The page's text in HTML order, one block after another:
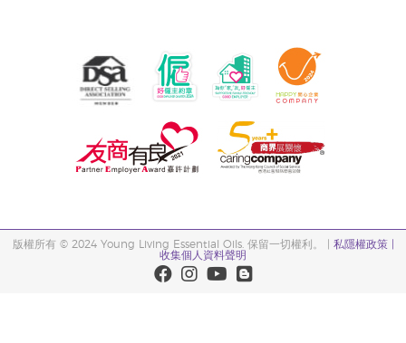
版權所有 © 2024 Young Living Essential Oils. 保留一切權利。 | 私隱權政策 |
收集個人資料聲明